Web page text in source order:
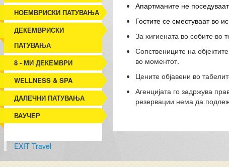
НОЕМВРИСКИ ПАТУВАЊА
ДЕКЕМВРИСКИ
ПАТУВАЊА
8 - МИ ДЕКЕМВРИ
WELLNESS & SPA
ДАЛЕЧНИ ПАТУВАЊА
ВАУЧЕР
EXIT Travel
Апартманите не
Гостите се сместуваат во
За хигиената во собите во
Сопствениците на
во моментот.
Цените објавени во
Агенцијата го задржува
резервации нема да